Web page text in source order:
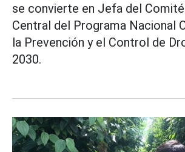
se convierte en Jefa del
Central del Programa Nacional
la Prevención y el Control de
2030.